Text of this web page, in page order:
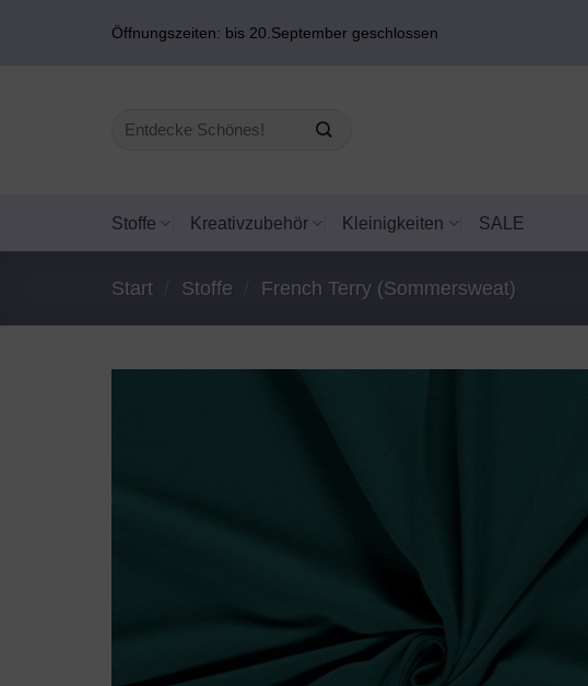
Öffnungszeiten: bis 20.September geschlossen
Suchen
Stoffe Kreativzubehör Kleinigkeiten SALE
Start Stoffe French Terry (Sommersweat)